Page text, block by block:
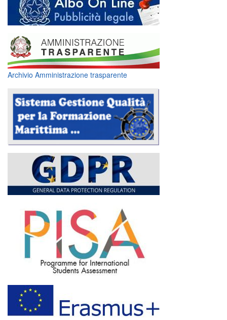
Archivio Amministrazione trasparente